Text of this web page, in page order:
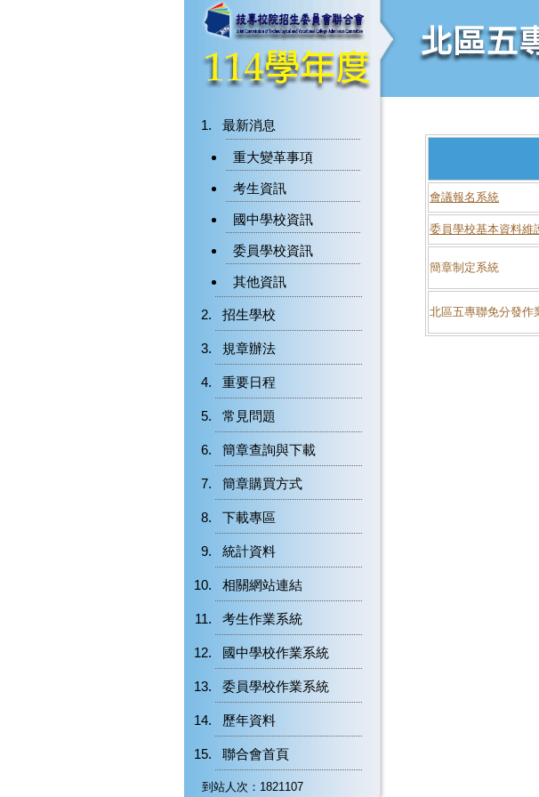
最新消息
重大變革事項
考生資訊
國中學校資訊
委員學校資訊
其他資訊
招生學校
規章辦法
重要日程
常見問題
簡章查詢與下載
簡章購買方式
下載專區
統計資料
相關網站連結
考生作業系統
國中學校作業系統
委員學校作業系統
歷年資料
聯合會首頁
到站人次：1821107
會議報名系統
委員學校基本資料維
簡章制定系統
北區五專聯免分發作